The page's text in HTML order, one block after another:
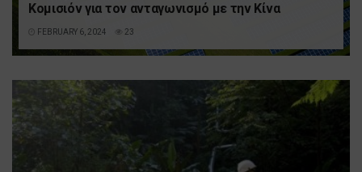
Κομισιόν για τον ανταγωνισμό με την Κίνα
FEBRUARY 6, 2024 23